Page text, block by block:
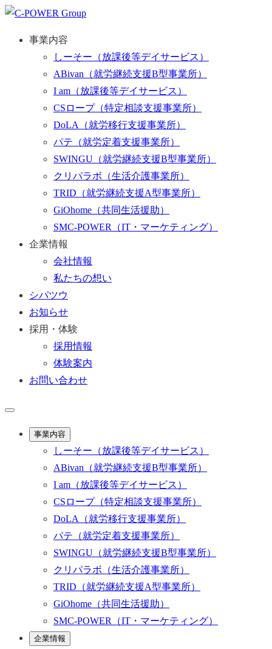
事業内容
しーそー （放課後等デイサービス）
ABivan （就労継続支援B型事業所）
I am （放課後等デイサービス）
CSロープ（特定相談支援事業所）
DoLA
（就労移行支援事業所）
パテ （就労定着支援事業所）
SWINGU （就労継続支援B型事業所）
クリパラボ （生活介護事業所）
TRID （就労継続支援A型事業所）
GiOhome （共同生活援助）
SMC-POWER
（IT・マーケティング）
企業情報
会社情報
私たちの想い
シパツウ
お知らせ
採用・体験
採用情報
体験案内
お問い合わせ
事業内容
しーそー （放課後等デイサービス）
ABivan （就労継続支援B型事業所）
I am （放課後等デイサービス）
CSロープ（特定相談支援事業所）
DoLA
（就労移行支援事業所）
パテ （就労定着支援事業所）
SWINGU （就労継続支援B型事業所）
クリパラボ （生活介護事業所）
TRID （就労継続支援A型事業所）
GiOhome （共同生活援助）
SMC-POWER
（IT・マーケティング）
企業情報